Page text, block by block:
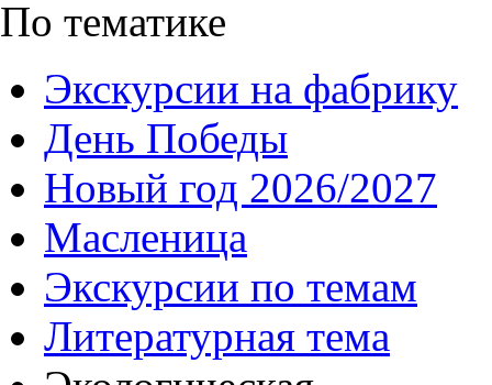
По тематике
Экскурсии на фабрику
День Победы
Новый год 2026/2027
Масленица
Экскурсии по темам
Литературная тема